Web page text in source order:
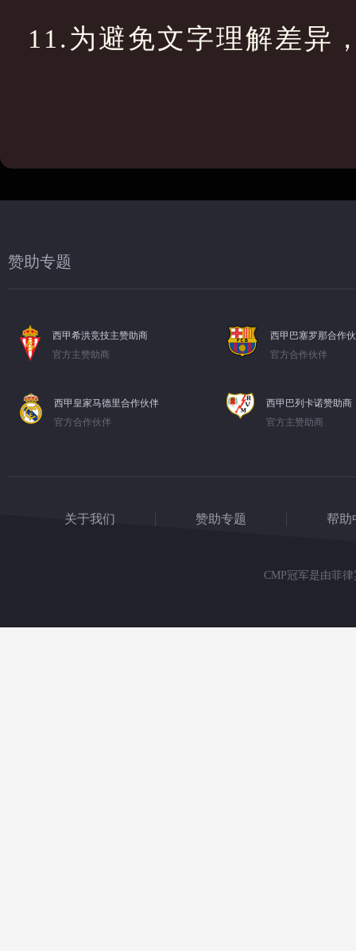
11.为避免文字理解差异
赞助专题
西甲希洪竞技主赞助商
官方主赞助商
西甲巴塞罗那合作
官方合作伙伴
西甲皇家马德里合作伙伴
官方合作伙伴
西甲巴列卡诺赞助商
官方主赞助商
关于我们 赞助专题 帮助
CMP冠军是由菲